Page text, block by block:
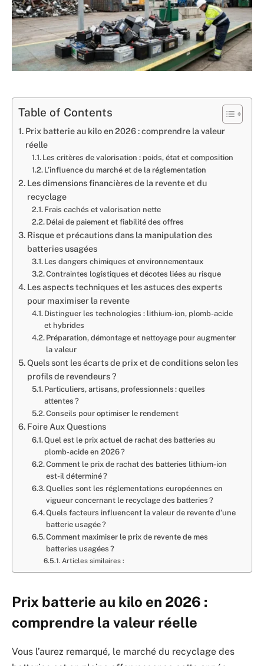
Table of Contents
Prix batterie au kilo en 2026 : comprendre la valeur
réelle
Les critères de valorisation : poids, état et composition
L’influence du marché et de la réglementation
Les dimensions financières de la revente et du
recyclage
Frais cachés et valorisation nette
Délai de paiement et fiabilité des offres
Risque et précautions dans la manipulation des
batteries usagées
Les dangers chimiques et environnementaux
Contraintes logistiques et décotes liées au risque
Les aspects techniques et les astuces des experts
pour maximiser la revente
Distinguer les technologies : lithium-ion, plomb-acide
et hybrides
Préparation, démontage et nettoyage pour augmenter
la valeur
Quels sont les écarts de prix et de conditions selon les
profils de revendeurs ?
Particuliers, artisans, professionnels : quelles
attentes ?
Conseils pour optimiser le rendement
Foire Aux Questions
Quel est le prix actuel de rachat des batteries au
plomb-acide en 2026 ?
Comment le prix de rachat des batteries lithium-ion
est-il déterminé ?
Quelles sont les réglementations européennes en
vigueur concernant le recyclage des batteries ?
Quels facteurs influencent la valeur de revente d’une
batterie usagée ?
Comment maximiser le prix de revente de mes
batteries usagées ?
Articles similaires :
Prix batterie au kilo en 2026 :
comprendre la valeur réelle
Vous l’aurez remarqué, le marché du recyclage des